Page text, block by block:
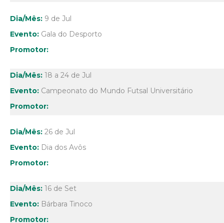
9 de Jul
Gala do Desporto
18 a 24 de Jul
Campeonato do Mundo Futsal Universitário
26 de Jul
Dia dos Avôs
16 de Set
Bárbara Tinoco